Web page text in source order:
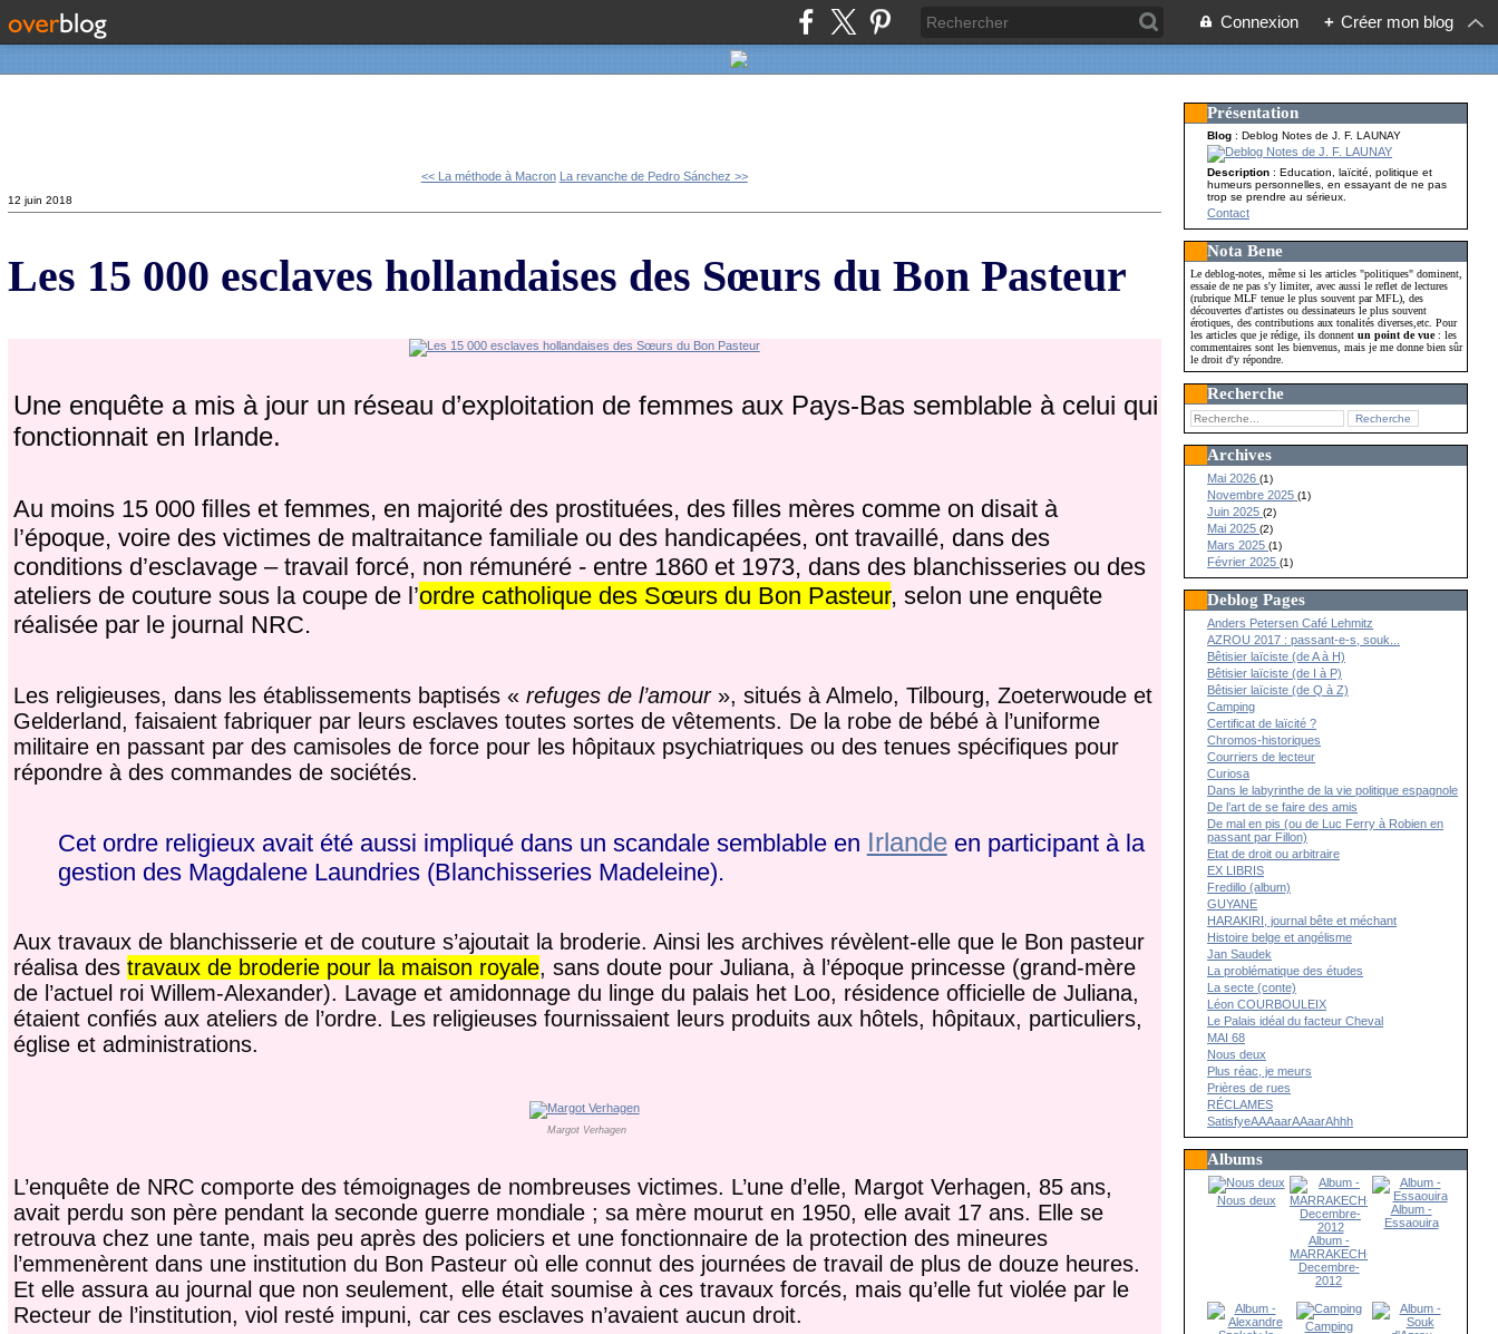
Connexion + Créer mon blog
<< La méthode à Macron La revanche de Pedro Sánchez >>
12 juin 2018
Les 15 000 esclaves hollandaises des Sœurs du Bon Pasteur
Une enquête a mis à jour un réseau d’exploitation de femmes aux Pays-Bas semblable à celui qui
fonctionnait en Irlande.
Au moins 15 000 filles et femmes, en majorité des prostituées, des filles mères comme on disait à
l’époque, voire des victimes de maltraitance familiale ou des handicapées, ont travaillé, dans des
conditions d’esclavage – travail forcé, non rémunéré - entre 1860 et 1973, dans des blanchisseries ou des
ateliers de couture sous la coupe de l’ordre catholique des Sœurs du Bon Pasteur, selon une enquête
réalisée par le journal NRC.
Les religieuses, dans les établissements baptisés « refuges de l’amour», situés à Almelo, Tilbourg, Zoeterwoude et
Gelderland, faisaient fabriquer par leurs esclaves toutes sortes de vêtements. De la robe de bébé à l’uniforme
militaire en passant par des camisoles de force pour les hôpitaux psychiatriques ou des tenues spécifiques pour
répondre à des commandes de sociétés.
Cet ordre religieux avait été aussi impliqué dans un scandale semblable en Irlandeen participant à la
gestion des Magdalene Laundries (Blanchisseries Madeleine).
Aux travaux de blanchisserie et de couture s’ajoutait la broderie. Ainsi les archives révèlent-elle que le Bon pasteur
réalisa des travaux de broderie pour la maison royale, sans doute pour Juliana, à l’époque princesse (grand-mère
de l’actuel roi Willem-Alexander). Lavage et amidonnage du linge du palais het Loo, résidence officielle de Juliana,
étaient confiés aux ateliers de l’ordre. Les religieuses fournissaient leurs produits aux hôtels, hôpitaux, particuliers,
église et administrations.
Margot Verhagen
L’enquête de NRC comporte des témoignages de nombreuses victimes. L’une d’elle, Margot Verhagen, 85 ans,
avait perdu son père pendant la seconde guerre mondiale ; sa mère mourut en 1950, elle avait 17 ans. Elle se
retrouva chez une tante, mais peu après des policiers et une fonctionnaire de la protection des mineures
l’emmenèrent dans une institution du Bon Pasteur où elle connut des journées de travail de plus de douze heures.
Et elle assura au journal que non seulement, elle était soumise à ces travaux forcés, mais qu’elle fut violée par le
Recteur de l’institution, viol resté impuni, car ces esclaves n’avaient aucun droit.
Présentation
Blog : Deblog Notes de J. F. LAUNAY
Description: Education, laïcité, politique et
humeurs personnelles, en essayant de ne pas
trop se prendre au sérieux.
Contact
Nota Bene
Le deblog-notes, même si les articles "politiques" dominent,
essaie de ne pas s'y limiter, avec aussi le reflet de lectures
(rubrique MLF tenue le plus souvent par MFL), des
découvertes d'artistes ou dessinateurs le plus souvent
érotiques, des contributions aux tonalités diverses,etc. Pour
les articles que je rédige, ils donnentun point de vue: les
commentaires sont les bienvenus, mais je me donne bien sûr
le droit d'y répondre.
Recherche
Archives
Mai 2026(1)
Novembre 2025(1)
Juin 2025(2)
Mai 2025(2)
Mars 2025(1)
Février 2025(1)
Deblog Pages
Anders Petersen Café Lehmitz
AZROU 2017 : passant-e-s, souk...
Bêtisier laïciste (de A à H)
Bêtisier laïciste (de I à P)
Bêtisier laïciste (de Q à Z)
Camping
Certificat de laïcité ?
Chromos-historiques
Courriers de lecteur
Curiosa
Dans le labyrinthe de la vie politique espagnole
De l’art de se faire des amis
De mal en pis (ou de Luc Ferry à Robien en
passant par Fillon)
Etat de droit ou arbitraire
EX LIBRIS
Fredillo (album)
GUYANE
HARAKIRI, journal bête et méchant
Histoire belge et angélisme
Jan Saudek
La problématique des études
La secte (conte)
Léon COURBOULEIX
Le Palais idéal du facteur Cheval
MAI 68
Nous deux
Plus réac, je meurs
Prières de rues
RÉCLAMES
SatisfyeAAAaarAAaarAhhh
Albums
Nous deux
Album -
MARRAKECH-
Decembre-
2012
Album -
Essaouira
Camping